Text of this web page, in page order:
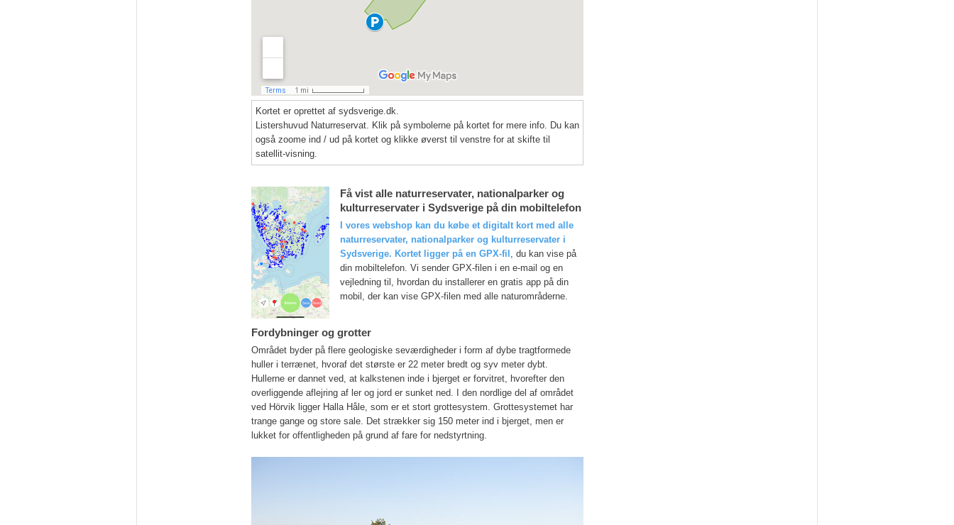
Kortet er oprettet af sydsverige.dk.
Listershuvud Naturreservat. Klik på symbolerne på kortet for mere info. Du kan
også zoome ind / ud på kortet og klikke øverst til venstre for at skifte til
satellit-visning.
Få vist alle naturreservater, nationalparker og
kulturreservater i Sydsverige på din mobiltelefon
I vores webshop kan du købe et digitalt kort med alle
naturreservater, nationalparker og kulturreservater i
Sydsverige. Kortet ligger på en GPX-fil , du kan vise på
din mobiltelefon. Vi sender GPX-filen i en e-mail og en
vejledning til, hvordan du installerer en gratis app på din
mobil, der kan vise GPX-filen med alle naturområderne.
Fordybninger og grotter
Området byder på flere geologiske seværdigheder i form af dybe tragtformede
huller i terrænet, hvoraf det største er 22 meter bredt og syv meter dybt.
Hullerne er dannet ved, at kalkstenen inde i bjerget er forvitret, hvorefter den
overliggende aflejring af ler og jord er sunket ned. I den nordlige del af området
ved Hörvik ligger Halla Håle, som er et stort grottesystem. Grottesystemet har
trange gange og store sale. Det strækker sig 150 meter ind i bjerget, men er
lukket for offentligheden på grund af fare for nedstyrtning.